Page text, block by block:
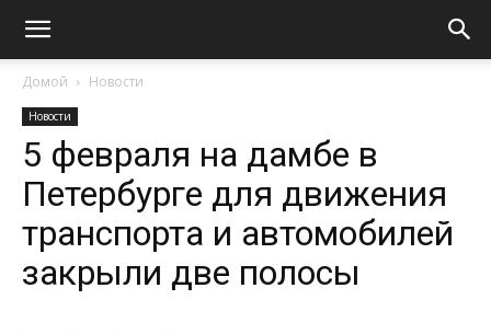
Домой Новости
Новости
5 февраля на дамбе в
Петербурге для движения
транспорта и автомобилей
закрыли две полосы